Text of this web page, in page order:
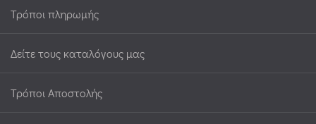
Τρόποι πληρωμής
Δείτε τους καταλόγους μας
Τρόποι Αποστολής